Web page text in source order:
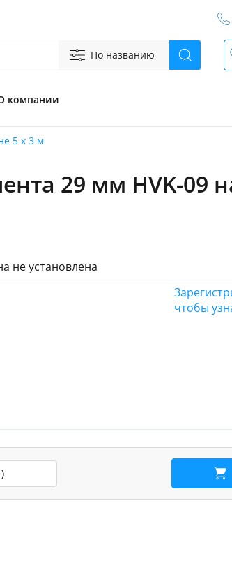
По названию Поиск
компании
5 x 3 м
29 мм HVK-09
не установлена
чтобы
В